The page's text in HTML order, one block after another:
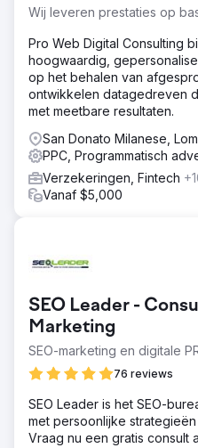
Wij leveren prestaties op
Pro Web Digital Consulting
hoogwaardig,
op het behalen van
ontwikkelen datagedreven
met meetbare resultaten.
San Donato Milanese,
PPC, Programmatisch
Verzekeringen, Fintech
Vanaf $5,000
SEO Leader -
Marketing
SEO-marketing en digitale
76 reviews
SEO Leader is het SEO-
met persoonlijke
Vraag nu een gratis consult